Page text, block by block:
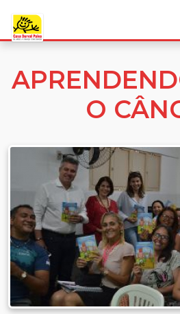
O